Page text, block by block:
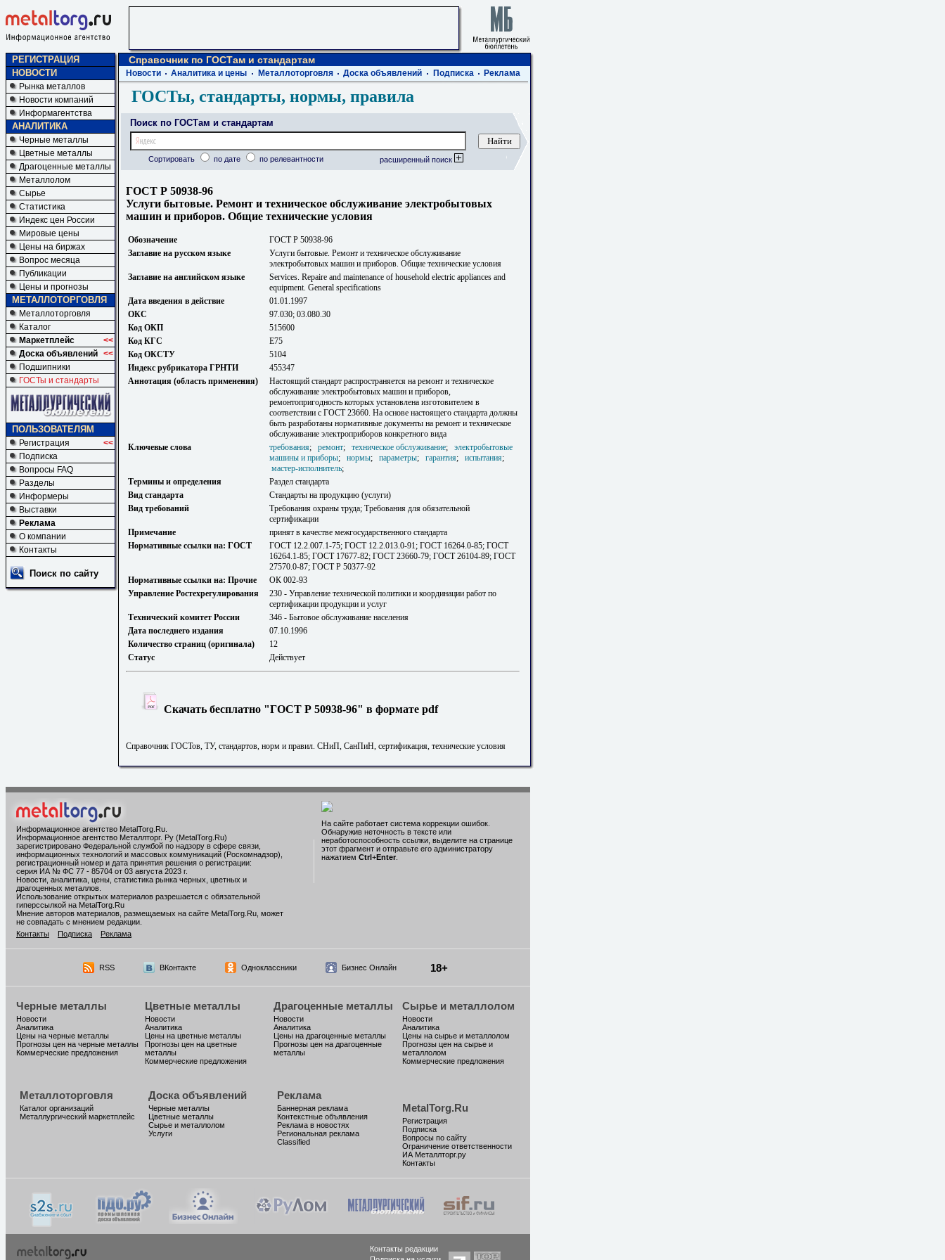
РЕГИСТРАЦИЯ
НОВОСТИ
Рынка металлов
Новости компаний
Информагентства
АНАЛИТИКА
Черные металлы
Цветные металлы
Драгоценные металлы
Металлолом
Сырье
Статистика
Индекс цен России
Мировые цены
Цены на биржах
Вопрос месяца
Публикации
Цены и прогнозы
МЕТАЛЛОТОРГОВЛЯ
Металлоторговля
Каталог
Маркетплейс
<<
Доска объявлений <<
Подшипники
ГОСТы и стандарты
ПОЛЬЗОВАТЕЛЯМ
Регистрация
<<
Подписка
Вопросы FAQ
Разделы
Информеры
Выставки
Реклама
О компании
Контакты
Поиск по сайту
Справочник по ГОСТам и стандартам
Новости Аналитика и цены Металлоторговля Доска объявлений Подписка Реклама
ГОСТы, стандарты, нормы, правила
Поиск по ГОСТам и стандартам
Сортировать по дате по релевантности расширенный поиск
ГОСТ Р 50938-96
Услуги бытовые. Ремонт и техническое обслуживание электробытовых
машин и приборов. Общие технические условия
Обозначение
ГОСТ Р 50938-96
Заглавие на русском языке
Услуги бытовые. Ремонт и техническое обслуживание
электробытовых машин и приборов. Общие технические условия
Заглавие на английском языке
Services. Repaire and maintenance of household electric appliances and
equipment. General specifications
Дата введения в действие
01.01.1997
ОКС
97.030; 03.080.30
Код ОКП
515600
Код КГС
Е75
Код ОКСТУ
5104
Индекс рубрикатора ГРНТИ
455347
Аннотация (область применения)
Настоящий стандарт распространяется на ремонт и техническое
обслуживание электробытовых машин и приборов,
ремонтопригодность которых установлена изготовителем в
соответствии с ГОСТ 23660. На основе настоящего стандарта должны
быть разработаны нормативные документы на ремонт и техническое
обслуживание электроприборов конкретного вида
Ключевые слова
требования; ремонт; техническое обслуживание; электробытовые
машины и приборы; нормы; параметры; гарантия; испытания;
мастер-исполнитель;
Термины и определения
Раздел стандарта
Вид стандарта
Стандарты на продукцию (услуги)
Вид требований
Требования охраны труда; Требования для обязательной
сертификации
Примечание
принят в качестве межгосударственного стандарта
Нормативные ссылки на: ГОСТ
ГОСТ 12.2.007.1-75; ГОСТ 12.2.013.0-91; ГОСТ 16264.0-85; ГОСТ
16264.1-85; ГОСТ 17677-82; ГОСТ 23660-79; ГОСТ 26104-89; ГОСТ
27570.0-87; ГОСТ Р 50377-92
Нормативные ссылки на: Прочие
ОК 002-93
Управление Ростехрегулирования
230 - Управление технической политики и координации работ по
сертификации продукции и услуг
Технический комитет России
346 - Бытовое обслуживание населения
Дата последнего издания
07.10.1996
Количество страниц (оригинала)
12
Статус
Действует
Скачать бесплатно "ГОСТ Р 50938-96" в формате pdf
Справочник ГОСТов, ТУ, стандартов, норм и правил. СНиП, СанПиН, сертификация, технические условия
Информационное агентство MetalTorg.Ru
Информационное агентство Металлторг. Ру (MetalTorg.Ru)
зарегистрировано Федеральной службой по надзору в сфере связи,
информационных технологий и массовых коммуникаций (Роскомнадзор),
регистрационный номер и дата принятия решения о регистрации:
серия ИА № ФС 77 - 85704 от 03 августа 2023 г.
Новости, аналитика, цены, статистика рынка черных, цветных и
драгоценных металлов.
Использование открытых материалов разрешается с обязательной
гиперссылкой на MetalTorg.Ru
Мнение авторов материалов, размещаемых на сайте MetalTorg.Ru, может
не совпадать с мнением редакции.
Контакты
Подписка Реклама
На сайте работает система коррекции ошибок.
Обнаружив неточность в тексте или
неработоспособность ссылки, выделите на странице
этот фрагмент и отправьте его администратору
нажатием Ctrl+Enter
RSS ВКонтакте Одноклассники Бизнес Онлайн 18+
Черные металлы
Новости
Аналитика
Цены на черные металлы
Прогнозы цен на черные металлы
Коммерческие предложения
Цветные металлы
Новости
Аналитика
Цены на цветные металлы
Прогнозы цен на цветные
металлы
Коммерческие предложения
Драгоценные металлы
Новости
Аналитика
Цены на драгоценные металлы
Прогнозы цен на драгоценные
металлы
Сырье и металлолом
Новости
Аналитика
Цены на сырье и металлолом
Прогнозы цен на сырье и
металлолом
Коммерческие предложения
Металлоторговля
Каталог организаций
Металлургический маркетплейс
Доска объявлений
Черные металлы
Цветные металлы
Сырье и металлолом
Услуги
Реклама
Баннерная реклама
Контекстные объявления
Реклама в новостях
Региональная реклама
Classified
MetalTorg.Ru
Регистрация
Подписка
Вопросы по сайту
Ограничение ответственности
ИА Металлторг.ру
Контакты
Контакты редакции